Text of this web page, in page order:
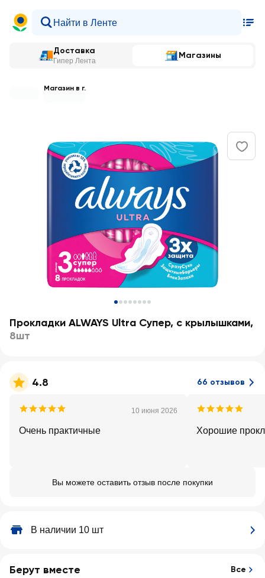
Доставка
Гипер Лента
Магазины
Магазин в г.
Прокладки ALWAYS Ultra Супер, с крылышками,
8шт
4.8 66 отзывов
10 июня 2026
Очень практичные Хорошие
Вы можете оставить отзыв после покупки
В наличии 10 шт
Берут вместе Все